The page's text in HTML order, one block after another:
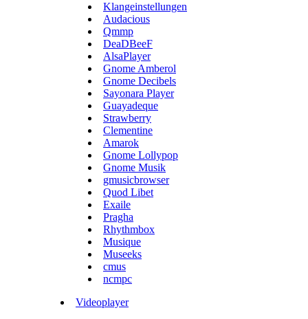
Klangeinstellungen
Audacious
Qmmp
DeaDBeeF
AlsaPlayer
Gnome Amberol
Gnome Decibels
Sayonara Player
Guayadeque
Strawberry
Clementine
Amarok
Gnome Lollypop
Gnome Musik
gmusicbrowser
Quod Libet
Exaile
Pragha
Rhythmbox
Musique
Museeks
cmus
ncmpc
Videoplayer